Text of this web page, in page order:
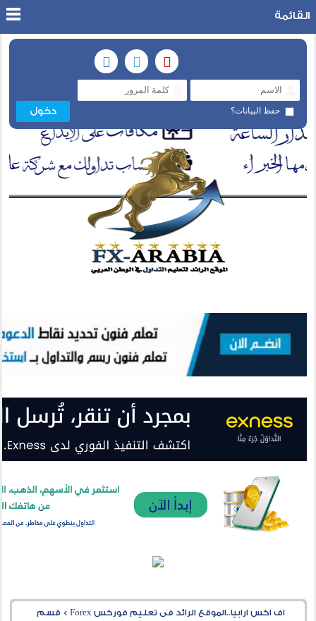
حفظ البيانات؟
القائمة
اف اكس ارابيا..الموقع الرائد فى تعليم فوركس Forex > قسم